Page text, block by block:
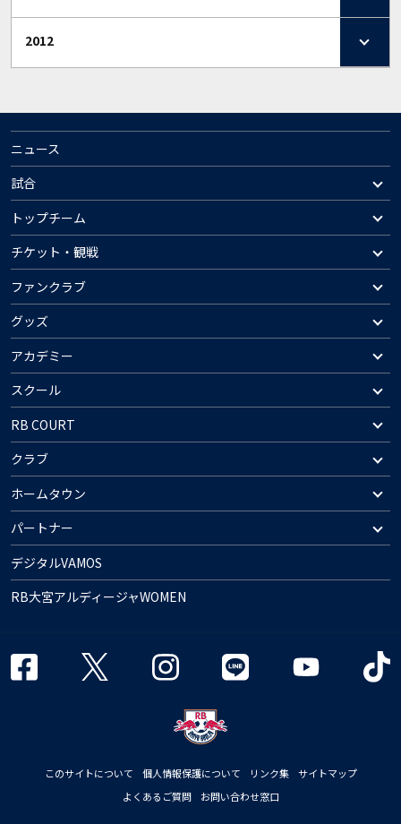
2012
ニュース
試合
トップチーム
チケット・観戦
ファンクラブ
グッズ
アカデミー
スクール
RB COURT
クラブ
ホームタウン
パートナー
デジタルVAMOS
RB大宮アルディージャWOMEN
このサイトについて 個人情報保護について リンク集
サイトマップ
よくあるご質問
お問い合わせ窓口